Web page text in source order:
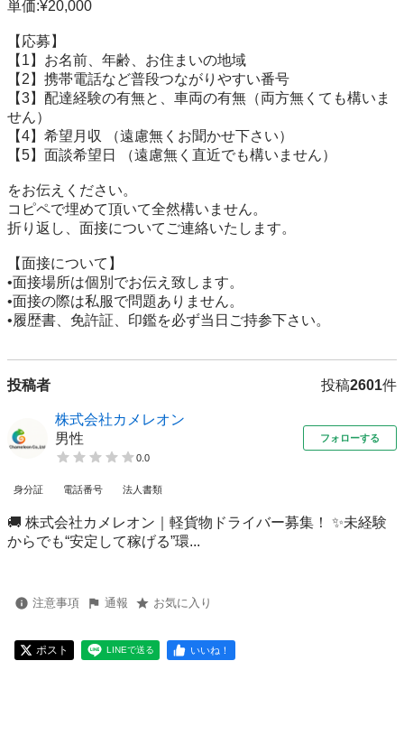
単価:¥20,000
【応募】
【1】お名前、年齢、お住まいの地域
【2】携帯電話など普段つながりやすい番号
【3】配達経験の有無と、車両の有無（両方無くても構いま
せん）
【4】希望月収 （遠慮無くお聞かせ下さい）
【5】面談希望日 （遠慮無く直近でも構いません）
をお伝えください。
コピペで埋めて頂いて全然構いません。
折り返し、面接についてご連絡いたします。
【面接について】
•面接場所は個別でお伝え致します。
•面接の際は私服で問題ありません。
•履歴書、免許証、印鑑を必ず当日ご持参下さい。
投稿者 投稿2601件
株式会社カメレオン
男性
0.0
フォローする
身分証 電話番号 法人書類
🚚 株式会社カメレオン｜軽貨物ドライバー募集！ ✨未経験
からでも“安定して稼げる”環...
注意事項 通報 お気に入り
ポスト LINEで送る いいね！